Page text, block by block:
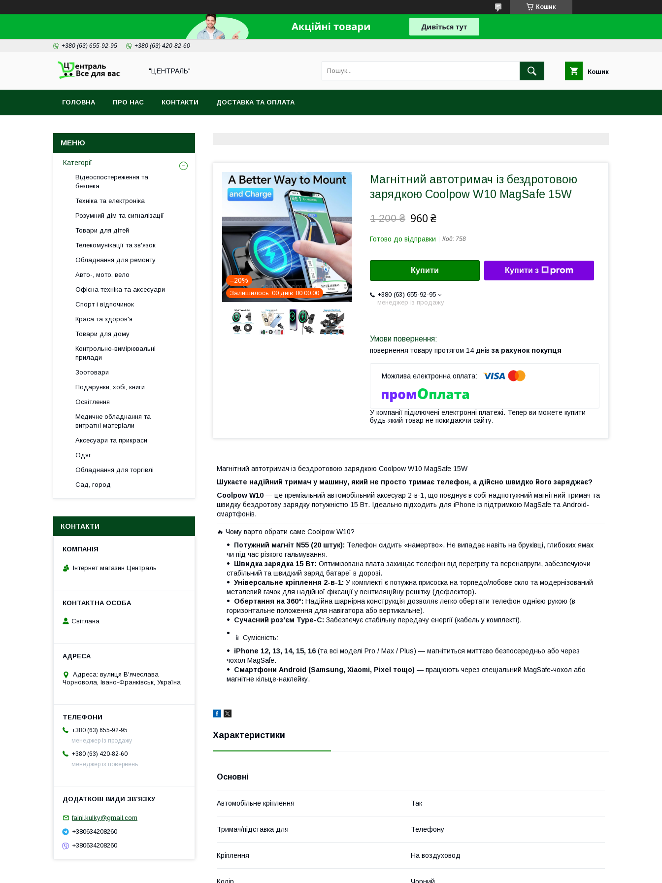
Кошик
+380 (63) 655-92-95 +380 (63) 420-82-60
"ЦЕНТРАЛЬ" Кошик
ГОЛОВНА ПРО НАС КОНТАКТИ ДОСТАВКА ТА ОПЛАТА
–20%
Залишилось 00 днів 00 00 00
Магнітний автотримач із бездротовою
зарядкою Coolpow W10 MagSafe 15W
1 200 ₴ 960 ₴
Готово до відправки Код: 758
Купити Купити з
+380 (63) 655-92-95
менеджер із продажу
повернення товару протягом 14 днів за рахунок покупця
У компанії підключені електронні платежі. Тепер ви можете купити
будь-який товар не покидаючи сайту.
Магнітний автотримач із бездротовою зарядкою Coolpow W10 MagSafe 15W
Шукаєте надійний тримач у машину, який не просто тримає телефон, а дійсно швидко його заряджає?
Coolpow W10 — це преміальний автомобільний аксесуар 2-в-1, що поєднує в собі надпотужний магнітний тримач та
швидку бездротову зарядку потужністю 15 Вт. Ідеально підходить для iPhone із підтримкою MagSafe та Android-
смартфонів.
🔥 Чому варто обрати саме Coolpow W10?
Потужний магніт N55 (20 штук): Телефон сидить «намертво». Не випадає навіть на бруківці, глибоких ямах
чи під час різкого гальмування.
Швидка зарядка 15 Вт: Оптимізована плата захищає телефон від перегріву та перенапруги, забезпечуючи
стабільний та швидкий заряд батареї в дорозі.
Універсальне кріплення 2-в-1: У комплекті є потужна присоска на торпедо/лобове скло та модернізований
металевий гачок для надійної фіксації у вентиляційну решітку (дефлектор).
Обертання на 360°: Надійна шарнірна конструкція дозволяє легко обертати телефон однією рукою (в
горизонтальне положення для навігатора або вертикальне).
Сучасний роз'єм Type-C: Забезпечує стабільну передачу енергії (кабель у комплекті).
📱 Сумісність:
iPhone 12, 13, 14, 15, 16 (та всі моделі Pro / Max / Plus) — магнітиться миттєво безпосередньо або через
чохол MagSafe.
Смартфони Android (Samsung, Xiaomi, Pixel тощо) — працюють через спеціальний MagSafe-чохол або
магнітне кільце-наклейку.
Характеристики
Основні
Автомобільне кріплення Так
Тримач/підставка для Телефону
Кріплення На воздуховод
Колір Чорний
Категорії
Відеоспостереження та
безпека
Техніка та електроніка
Розумний дім та сигналізації
Товари для дітей
Телекомунікації та зв'язок
Обладнання для ремонту
Авто-, мото, вело
Офісна техніка та аксесуари
Спорт і відпочинок
Краса та здоров'я
Товари для дому
Контрольно-вимірювальні
прилади
Зоотовари
Подарунки, хобі, книги
Освітлення
Медичне обладнання та
витратні матеріали
Аксесуари та прикраси
Одяг
Обладнання для торгівлі
Сад, город
КОНТАКТИ
Інтернет магазин Централь
Світлана
Адреса: вулиця В'ячеслава
Чорновола, Івано-Франківськ, Україна
+380 (63) 655-92-95
менеджер із продажу
+380 (63) 420-82-60
менеджер із повернень
faini.kulky@gmail.com
+380634208260
+380634208260